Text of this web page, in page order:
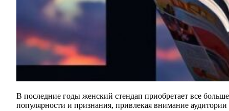
В последние годы женский стендап приобретает все больше
популярности и признания, привлекая внимание аудитории